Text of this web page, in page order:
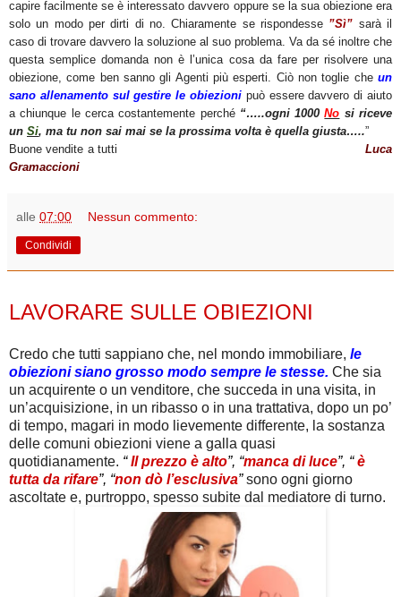
capire facilmentese è interessato davvero oppure se la sua obiezione era
solo un modo per dirti di no. Chiaramente se rispondesse ”Sì” sarà il
caso di trovare davvero la soluzione al suo problema. Va da sé inoltre che
questa semplice domanda non è l’unica cosa da fare per risolvere una
obiezione, come ben sanno gli Agenti più esperti. Ciò non toglie che un
sano allenamento sul gestire le obiezioni può essere davvero di aiuto
a chiunque le cerca costantemente perché “…..ogni 1000No si riceve
un Si, ma tu non sai mai se la prossima volta è quella giusta…..”
Buone vendite a tutti
Luca
Gramaccioni
alle 07:00 Nessun commento:
Condividi
LAVORARE SULLE OBIEZIONI
Credo che tutti sappiano che, nel mondo immobiliare, le
obiezioni siano grosso modo sempre le stesse. Che sia
un acquirente o un venditore, che succeda in una visita, in
un’acquisizione, in un ribasso o in una trattativa, dopo un po’
di tempo, magari in modo lievemente differente, la sostanza
delle comuni obiezioni viene a galla quasi
quotidianamente. “Il prezzo è alto”, “manca di luce”, “ è
tutta da rifare”, “non dò l’esclusiva”sono ogni giorno
ascoltate e, purtroppo, spesso subite dal mediatore di turno.